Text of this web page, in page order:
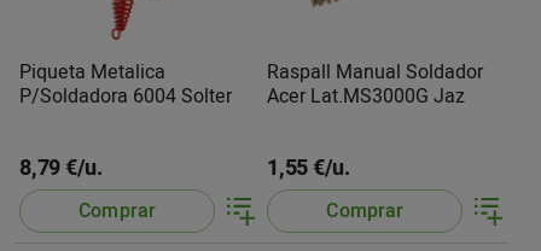
Piqueta Metalica
P/Soldadora 6004 Solter
8,79 €/u.
Comprar
Raspall Manual Soldador
Acer Lat.MS3000G Jaz
1,55 €/u.
Comprar